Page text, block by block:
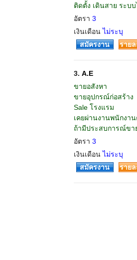
ติดตั้ง เดินสาย ระบ
อัตรา 3
เงินเดือนไม่ระบุ
สมัครงาน รายล
3. A.E
ขายอสังหา
ขายอุปกรณ์ก่อสร้าง
Sale โรงแรม
เคยผ่านงานพนักงา
ถ้ามีประสบการณ์ขา
อัตรา 3
เงินเดือนไม่ระบุ
สมัครงาน รายล